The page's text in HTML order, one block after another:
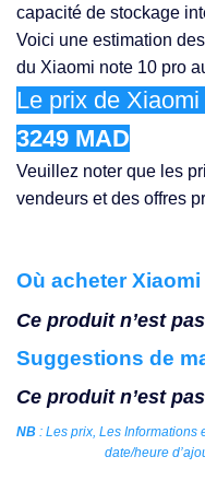
capacité de stockage
Voici une estimation
du Xiaomi note 10 pro
Le prix de
3249 MAD
Veuillez noter que les
vendeurs et des offres
Où acheter
Ce produit n’est
Suggestions de
Ce produit n’est
NB : Les prix, Les Informations
date/heure